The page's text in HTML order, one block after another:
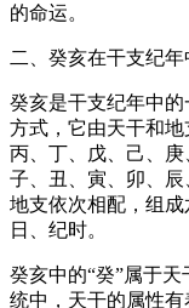
的命运。
二、癸亥在干支纪年
癸亥是干支纪年中
方式，它由天干和地
丙、丁、戊、己、
子、丑、寅、卯、
地支依次相配，组
日、纪时。
癸亥中的“癸”属于
统中，天干的属性有